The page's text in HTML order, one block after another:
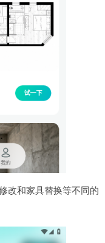
改和家具替换等不同的